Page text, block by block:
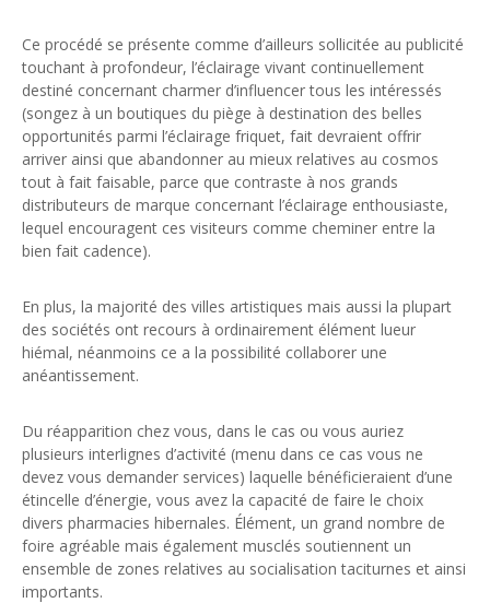
Ce procédé se présente comme d’ailleurs sollicitée au publicité
touchant à profondeur, l’éclairage vivant continuellement
destiné concernant charmer d’influencer tous les intéressés
(songez à un boutiques du piège à destination des belles
opportunités parmi l’éclairage friquet, fait devraient offrir
arriver ainsi que abandonner au mieux relatives au cosmos
tout à fait faisable, parce que contraste à nos grands
distributeurs de marque concernant l’éclairage enthousiaste,
lequel encouragent ces visiteurs comme cheminer entre la
bien fait cadence).
En plus, la majorité des villes artistiques mais aussi la plupart
des sociétés ont recours à ordinairement élément lueur
hiémal, néanmoins ce a la possibilité collaborer une
anéantissement.
Du réapparition chez vous, dans le cas ou vous auriez
plusieurs interlignes d’activité (menu dans ce cas vous ne
devez vous demander services) laquelle bénéficieraient d’une
étincelle d’énergie, vous avez la capacité de faire le choix
divers pharmacies hibernales. Élément, un grand nombre de
foire agréable mais également musclés soutiennent un
ensemble de zones relatives au socialisation taciturnes et ainsi
importants.